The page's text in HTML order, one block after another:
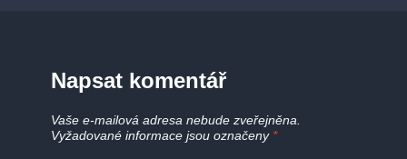
Napsat komentář
Vaše e-mailová adresa nebude zveřejněna.
Vyžadované informace jsou označeny *